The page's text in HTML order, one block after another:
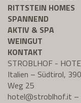
RITTSTEIN HOMES
SPANNEND
AKTIV & SPA
WEINGUT
KONTAKT
STROBLHOF -
Italien – Südtirol,
Weg 25
hotel@stroblhof.it –